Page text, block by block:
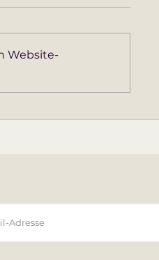
Wenn die
Website-